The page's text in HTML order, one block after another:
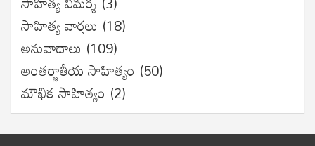
సాహిత్య వార్తలు (18)
అనువాదాలు (109)
అంతర్జాతీయ సాహిత్యం (50)
మౌఖిక సాహిత్యం (2)